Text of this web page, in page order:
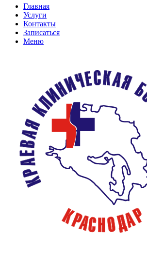
Главная
Услуги
Контакты
Записаться
Меню